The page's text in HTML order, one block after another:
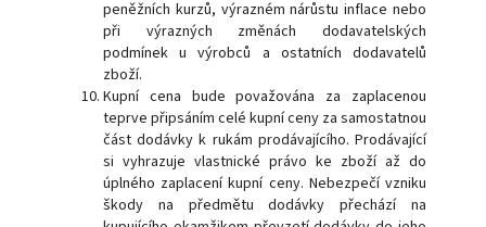
peněžních kurzů, výrazném nárůstu inflace nebo
při výrazných změnách dodavatelských
podmínek u výrobců a ostatních dodavatelů
zboží.
Kupní cena bude považována za zaplacenou
teprve připsáním celé kupní ceny za samostatnou
část dodávky k rukám prodávajícího. Prodávající
si vyhrazuje vlastnické právo ke zboží až do
úplného zaplacení kupní ceny. Nebezpečí vzniku
škody na předmětu dodávky přechází na